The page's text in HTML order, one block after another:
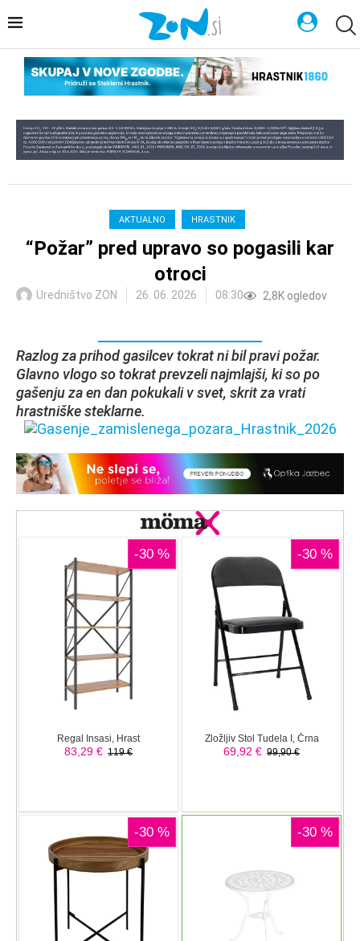
AKTUALNO HRASTNIK
“Požar” pred upravo so pogasili kar
otroci
Uredništvo ZON 26. 06. 2026 08:30 2,8K ogledov
Razlog za prihod gasilcev tokrat ni bil pravi požar.
Glavno vlogo so tokrat prevzeli najmlajši, ki so po
gašenju za en dan pokukali v svet, skrit za vrati
hrastniške steklarne.